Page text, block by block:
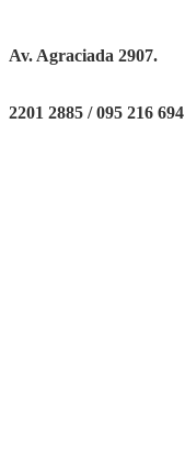
Av. Agraciada 2907.
2201 2885 / 095 216 694